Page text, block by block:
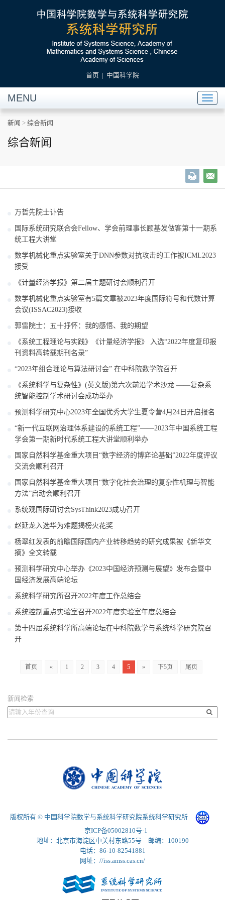
首页 | 中国科学院
MENU
新闻 > 综合新闻
综合新闻
万哲先院士讣告
国际系统研究联合会Fellow、学会前理事长顾基发做客第十一期系
统工程大讲堂
数学机械化重点实验室关于DNN参数对抗攻击的工作被ICML2023
接受
《计量经济学报》第二届主题研讨会顺利召开
数学机械化重点实验室有5篇文章被2023年度国际符号和代数计算
会议(ISSAC2023)接收
郭雷院士：五十抒怀：我的感悟、我的期望
《系统工程理论与实践》《计量经济学报》 入选“2022年度复印报
刊资料高转载期刊名录”
“2023年组合理论与算法研讨会” 在中科院数学院召开
《系统科学与复杂性》(英文版)第六次前沿学术沙龙 ——复杂系
统智能控制学术研讨会成功举办
预测科学研究中心2023年全国优秀大学生夏令营4月24日开启报名
“新一代互联网治理体系建设的系统工程”——2023年中国系统工程
学会第一期新时代系统工程大讲堂顺利举办
国家自然科学基金重大项目“数字经济的博弈论基础”2022年度评议
交流会顺利召开
国家自然科学基金重大项目“数字化社会治理的复杂性机理与智能
方法”启动会顺利召开
系统观国际研讨会SysThink2023成功召开
赵延龙入选华为难题揭榜火花奖
杨翠红发表的前瞻国际国内产业转移趋势的研究成果被《新华文
摘》全文转载
预测科学研究中心举办《2023中国经济预测与展望》发布会暨中
国经济发展高端论坛
系统科学研究所召开2022年度工作总结会
系统控制重点实验室召开2022年度实验室年度总结会
第十四届系统科学所高端论坛在中科院数学与系统科学研究院召
开
首页 « 1 2 3 4 5 » 下5页 尾页
新闻检索
版权所有 © 中国科学院数学与系统科学研究院系统科学研究所
京ICP备05002810号-1
地址：北京市海淀区中关村东路55号 邮编：100190
电话：86-10-82541881
网址：//iss.amss.cas.cn/